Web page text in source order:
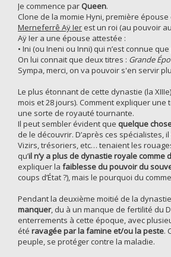
Je commence par Queen.
Clone de la momie Hyni, première
Merneferrê Aÿ Ier est un roi (au pouvoir
Aÿ Ier a une épouse attestée :
• Ini (ou Ineni ou Inni) qui n’est connue
On lui connait que deux titres : Grande
Sympa, merci, on va pouvoir s'en servir
Le plus étonnant de cette dynastie (la
mois et 28 jours). Comment expliquer
une sorte de royauté tournante.
Il peut sembler évident que quelque
de le découvrir. D’après ces
Vizirs, trésoriers, etc… tenaient les
qu’il n’y a plus de dynastie royale comme
expliquer la faiblesse du pouvoir du
coups d’État ?), mais le pourquoi du
Pendant la deuxième moitié de la
manquer, du à un manque de fertilité du
enterrements à cette époque, avec
été ravagée par la famine et/ou la peste.
peuple, se protéger contre la maladie.